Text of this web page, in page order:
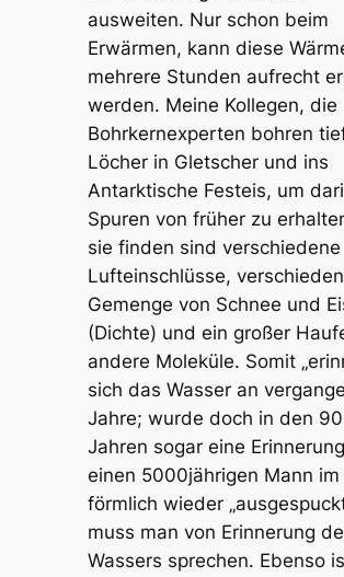
ausweiten. Nur schon beim
Erwärmen, kann diese
mehrere Stunden aufrecht
werden. Meine Kollegen, die
Bohrkernexperten bohren
Löcher in Gletscher und ins
Antarktische Festeis, um
Spuren von früher zu
sie finden sind verschiedene
Lufteinschlüsse,
Gemenge von Schnee und
(Dichte) und ein großer
andere Moleküle. Somit
sich das Wasser an
Jahre; wurde doch in den
Jahren sogar eine
einen 5000jährigen Mann im
förmlich wieder
muss man von Erinnerung
Wassers sprechen. Ebenso